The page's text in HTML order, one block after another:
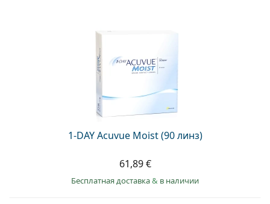
1-DAY Acuvue Moist (90 линз)
61,89 €
Бесплатная доставка& в наличии